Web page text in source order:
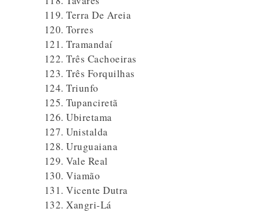
Terra De Areia
Torres
Tramandaí
Três Cachoeiras
Três Forquilhas
Triunfo
Tupanciretã
Ubiretama
Unistalda
Uruguaiana
Vale Real
Viamão
Vicente Dutra
Xangri-Lá